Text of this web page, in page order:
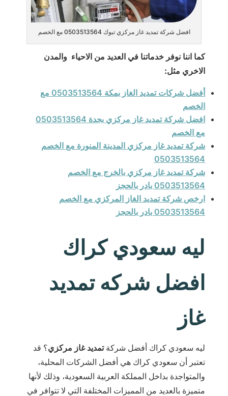
افضل شركة تمديد غاز مركزي تبوك 0503513564 مع الخصم
كما اننا نوفر خدماتنا في العديد من الاحياء والمدن
الاخري مثل:
أفضل شركات تمديد الغاز بمكة 0503513564 مع
الخصم
افضل شركة تمديد غاز مركزي بجدة 0503513564
مع الخصم
شركة تمديد غاز مركزي المدينة المنورة مع الخصم
0503513564
شركة تمديد غاز مركزي بالخرج مع الخصم
0503513564 بادر بالحجز
ارخص شركة تمديد الغاز المركزي مع الخصم
0503513564 بادر بالحجز
ليه سعودي كراك
افضل شركه تمديد
غاز
ليه سعودي كراك أفضل شركةتمديد غاز مركزي؟ قد
تعتبر أن سعودي كراك هي أفضل الشركات المحلية،
والمتواجدة بداخل المملكة العربية السعودية، وذلك لأنها
متميزة بالعديد من المميزات المختلفة التي لا تتوافر في